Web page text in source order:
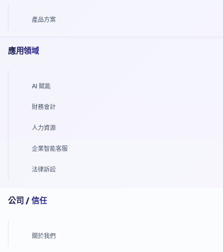
產品方案
應用領域
AI 賦能
財務會計
人力資源
企業智能客服
法律訴訟
公司 / 信任
關於我們